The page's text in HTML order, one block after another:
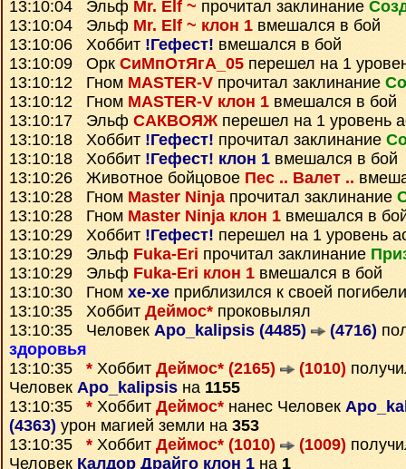
13:10:04 Эльф Mr. Elf ~ прочитал заклинание
13:10:04 Эльф Mr. Elf ~ клон 1 вмешался в бой
13:10:06 Хоббит !Гефест! вмешался в бой
13:10:09 Орк СиМпОтЯгА_05 перешел на 1
13:10:12 Гном MASTER-V прочитал заклинание
13:10:12 Гном MASTER-V клон 1 вмешался в бой
13:10:17 Эльф САКВОЯЖперешел на 1 уровень
13:10:18 Хоббит !Гефест! прочитал заклинание
13:10:18 Хоббит !Гефест! клон 1 вмешался в бой
13:10:26 Животное бойцовое Пес .. Валет ..
13:10:28 Гном Master Ninjaпрочитал заклинание
13:10:28 Гном Master Ninja клон 1 вмешался в
13:10:29 Хоббит !Гефест! перешел на 1 уровень
13:10:29 Эльф Fuka-Eri прочитал заклинание
13:10:29 Эльф Fuka-Eri клон 1 вмешался в бой
13:10:30 Гном xe-xe приблизился к своей погибели
13:10:35 Хоббит Деймос* проковылял
13:10:35 Человек Apo_kalipsis (4485) (4716)
здоровья
13:10:35 * Хоббит Деймос* (2165) (1010)
Человек Apo_kalipsis на 1155
13:10:35 * Хоббит Деймос* нанес Человек
(4363) урон магией земли на 353
13:10:35 * Хоббит Деймос* (1010) (1009)
Человек Калдор Драйго клон 1 на 1